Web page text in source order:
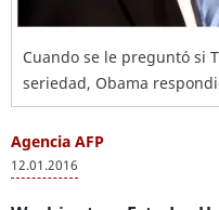
Cuando se le preguntó si
seriedad, Obama
Agencia AFP
12.01.2016